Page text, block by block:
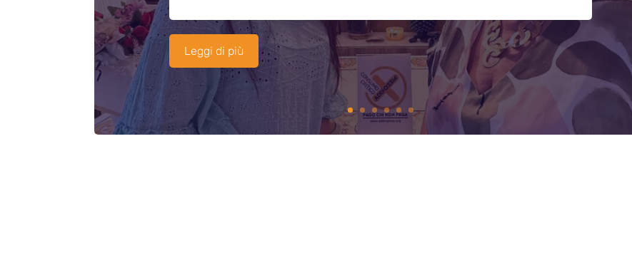
Leggi di più